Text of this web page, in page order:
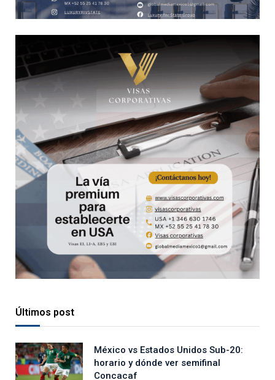
Últimos post
México vs Estados Unidos Sub-20:
horario y dónde ver semifinal
Concacaf